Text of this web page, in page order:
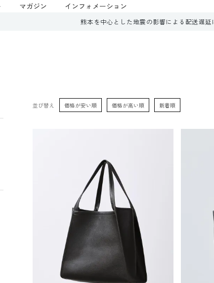
マガジン インフォメーション
熊本を中心とした地震の影響による配送遅延
並び替え 価格が安い順 価格が高い順 新着順